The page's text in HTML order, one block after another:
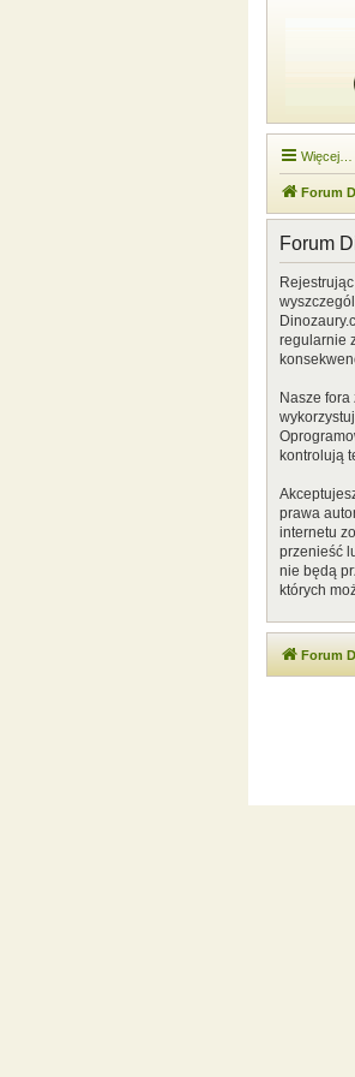
Więcej…
Forum
Forum
regularnie
Nasze fora
kontrolują
prawa
internetu
przenieść
nie będą
których
Forum